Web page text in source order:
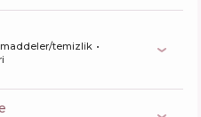
temizlik